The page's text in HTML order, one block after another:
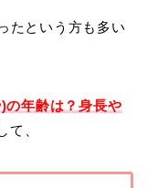
たという方も多い
の年齢は？身長や
て、